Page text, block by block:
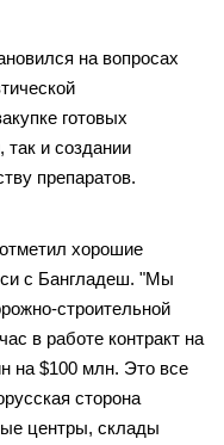
на вопросах
готовых
и создании
препаратов.
хорошие
с Бангладеш. "Мы
строительной
в работе контракт на
на $100 млн. Это все
сторона
центры, склады